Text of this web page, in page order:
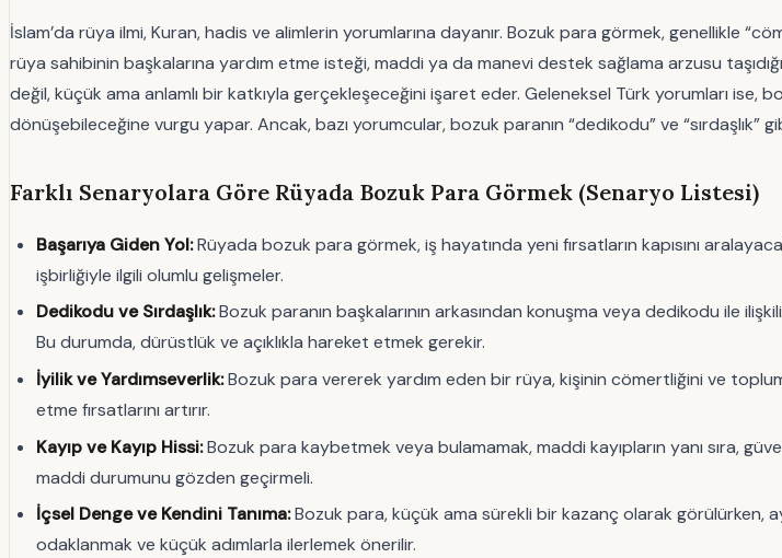
İslam’da rüya ilmi, Kuran, hadis ve alimlerin yorumlarına dayanır. Bozuk para görmek, genellikle
rüya sahibinin başkalarına yardım etme isteği, maddi ya da manevi destek sağlama arzusu
değil, küçük ama anlamlı bir katkıyla gerçekleşeceğini işaret eder. Geleneksel Türk yorumları ise,
dönüşebileceğine vurgu yapar. Ancak, bazı yorumcular, bozuk paranın “dedikodu” ve “sırdaşlık”
Farklı Senaryolara Göre Rüyada Bozuk Para Görmek (Senaryo Listesi)
Başarıya Giden Yol:Rüyada bozuk para görmek, iş hayatında yeni fırsatların kapısını
işbirliğiyle ilgili olumlu gelişmeler.
Dedikodu ve Sırdaşlık:Bozuk paranın başkalarının arkasından konuşma veya dedikodu ile
Bu durumda, dürüstlük ve açıklıkla hareket etmek gerekir.
İyilik ve Yardımseverlik:Bozuk para vererek yardım eden bir rüya, kişinin cömertliğini ve
etme fırsatlarını artırır.
Kayıp ve Kayıp Hissi:Bozuk para kaybetmek veya bulamamak, maddi kayıpların yanı sıra,
maddi durumunu gözden geçirmeli.
İçsel Denge ve Kendini Tanıma:Bozuk para, küçük ama sürekli bir kazanç olarak görülürken,
odaklanmak ve küçük adımlarla ilerlemek önerilir.